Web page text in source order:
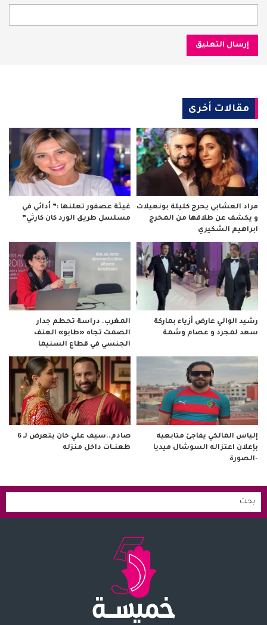
مقالات أخرى
مراد العشابي يحرج كليلة بونعيلات
و يكشف عن طلاقها من المخرج
ابراهيم الشكيري
غيثة عصفور تعلنها :” أدائي في
مسلسل طريق الورد كان كارثي”
رشيد الوالي عارض أزياء بماركة
سعد لمجرد و عصام وشمة
المغرب. دراسة تحطم جدار
الصمت تجاه «طابو» العنف
الجنسي في قطاع السنيما
إلياس المالكي يفاجئ متابعيه
بإعلان اعتزاله السوشال ميديا
-الصورة
صادم..سيف علي خان يتعرض لـ 6
طعنــات داخل منزله